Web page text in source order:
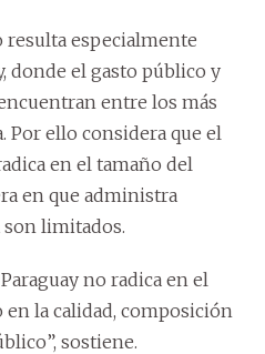
resulta especialmente
donde el gasto público y
entre los más
Por ello considera que el
en el tamaño del
en que administra
son limitados.
no radica en el
en la calidad, composición
sostiene.